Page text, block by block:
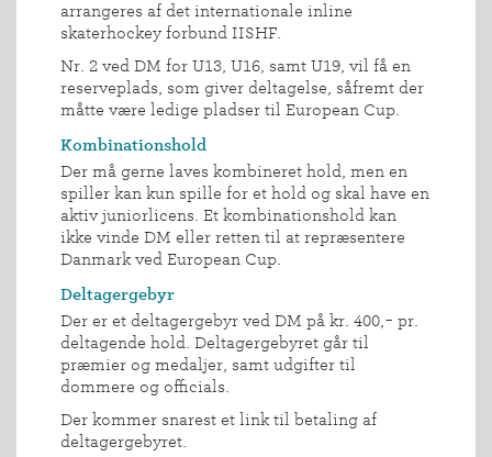
arrangeres af det internationale inline
skaterhockey forbund IISHF.
Nr. 2 ved DM for U13, U16, samt U19, vil få en
reserveplads, som giver deltagelse, såfremt der
måtte være ledige pladser til European Cup.
Kombinationshold
Der må gerne laves kombineret hold, men en
spiller kan kun spille for et hold og skal have en
aktiv juniorlicens. Et kombinationshold kan
ikke vinde DM eller retten til at repræsentere
Danmark ved European Cup.
Deltagergebyr
Der er et deltagergebyr ved DM på kr. 400,- pr.
deltagende hold. Deltagergebyret går til
præmier og medaljer, samt udgifter til
dommere og officials.
Der kommer snarest et link til betaling af
deltagergebyret.